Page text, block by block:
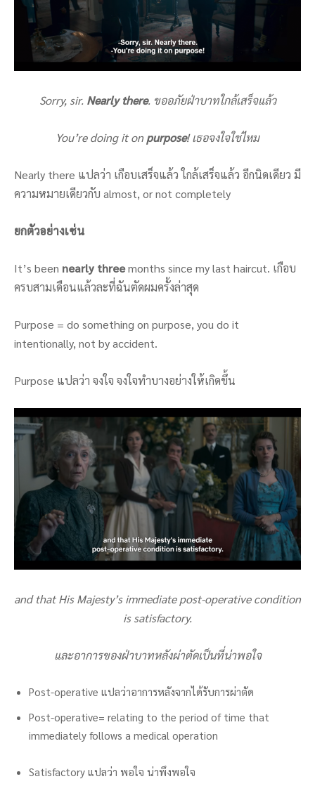
Sorry, sir. Nearly there. ขออภัยฝ่าบาทใกล้เสร็จแล้ว
You’re doing it on purpose! เธอจงใจใช่ไหม
Nearly there แปลว่า เกือบเสร็จแล้ว ใกล้เสร็จแล้ว อีกนิดเดียว มี
ความหมายเดียวกับ almost, or not completely
ยกตัวอย่างเช่น
It’s been nearly threemonths since my last haircut. เกือบ
ครบสามเดือนแล้วละที่ฉันตัดผมครั้งล่าสุด
Purpose = do something on purpose, you do it
intentionally, not by accident.
Purpose แปลว่า จงใจ จงใจทำบางอย่างให้เกิดขึ้น
and that His Majesty’s immediate post-operative condition
is satisfactory.
และอาการของฝ่าบาทหลังผ่าตัดเป็นที่น่าพอใจ
Post-operative แปลว่าอาการหลังจากได้รับการผ่าตัด
Post-operative= relating to the period of time that
immediately follows a medical operation
Satisfactory แปลว่า พอใจ น่าพึงพอใจ